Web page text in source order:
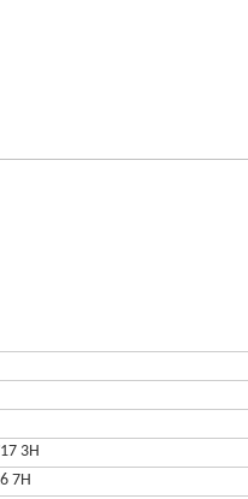
3H
7H